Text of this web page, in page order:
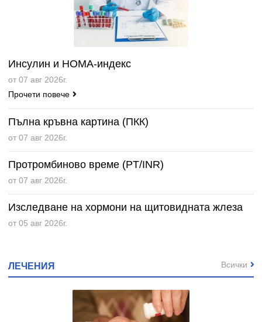
Инсулин и HOMA-индекс
от 07 авг 2026г.
Прочети повече
Пълна кръвна картина (ПКК)
от 07 авг 2026г.
Протромбиново време (PT/INR)
от 07 авг 2026г.
Изследване на хормони на щитовидната жлеза
от 05 авг 2026г.
ЛЕЧЕНИЯ Всички